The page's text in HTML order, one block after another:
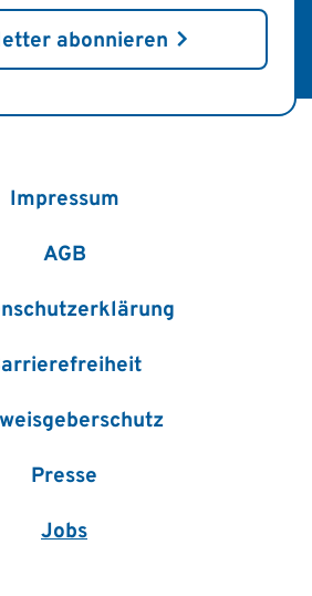
abonnieren
Impressum
AGB
Presse
Jobs